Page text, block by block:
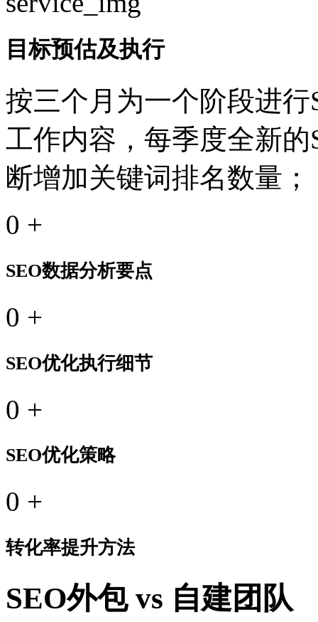
目标预估及执行
按三个月为一个阶段进
工作内容，每季度全新
断增加关键词排名数量；
0 +
SEO数据分析要点
0 +
SEO优化执行细节
0 +
SEO优化策略
0 +
转化率提升方法
SEO外包 vs 自建团队